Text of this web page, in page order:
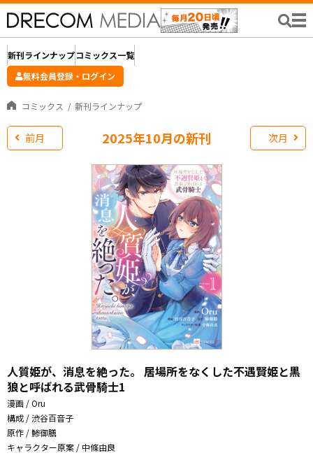
新刊ラインナップコミックス一覧
無料会員登録・ログイン
コミックス 新刊ラインナップ
前月 2025年10月の新刊 次月
人質姫が、消息を絶った。 居場所をなくした不遇賢姫と黒
狼と呼ばれる武骨騎士1
漫画 / Oru
構成 / 渋谷百音子
原作 / 鯵御膳
キャラクター原案 / 中條由良